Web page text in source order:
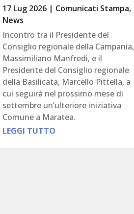
17 Lug 2026 | Comunicati Stampa,
News
Incontro tra il Presidente del
Consiglio regionale della Campania,
Massimiliano Manfredi, e il
Presidente del Consiglio regionale
della Basilicata, Marcello Pittella, a
cui seguirà nel prossimo mese di
settembre un’ulteriore iniziativa
Comune a Maratea.
LEGGI TUTTO